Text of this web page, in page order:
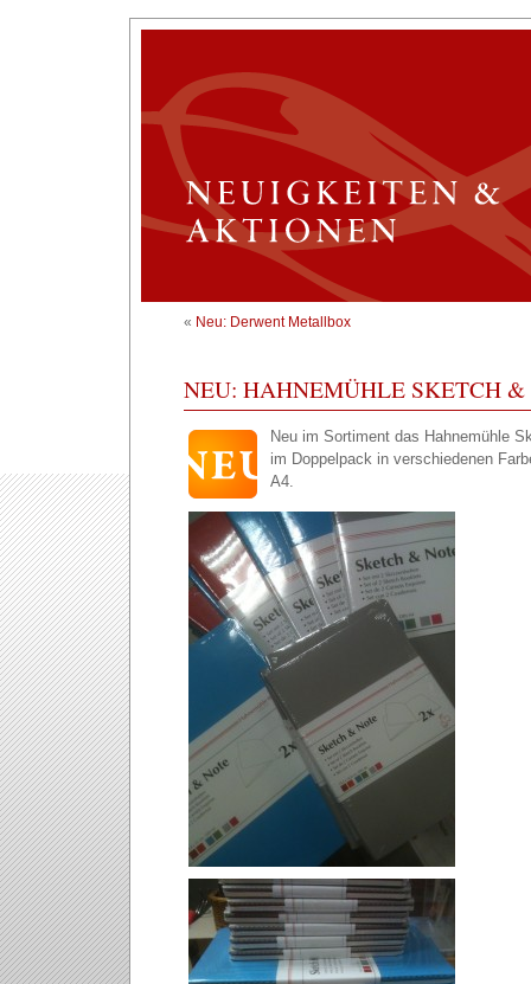
« Neu: Derwent Metallbox
NEU: HAHNEMÜHLE SKETCH &
Neu im Sortiment das Hahnemühle
im Doppelpack in verschiedenen
A4.